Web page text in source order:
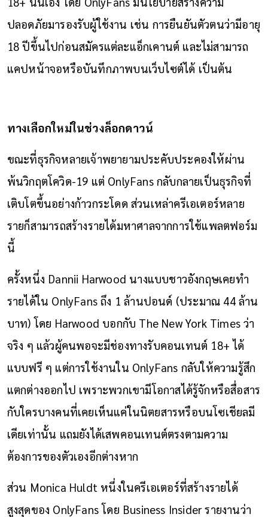
ปลอดภัยมารองรับผู้ใช้งาน เช่น การยืนยันตัวตนว่ามีอายุ
18 ปีขึ้นไปก่อนสมัครแต่ละแอ็กเคานต์ และไม่สามารถ
แคปหน้าจอหรือบันทึกภาพบนเว็บไซต์ได้ เป็นต้น
ทางเลือกใหม่ในช่วงล็อกดาวน์
ขณะที่ธุรกิจหลายเจ้าพยายามประคับประคองให้ผ่าน
พ้นวิกฤตโควิด-19 แต่ OnlyFans กลับกลายเป็นธุรกิจที่
เติบโตขึ้นอย่างก้าวกระโดด ส่วนเหล่าครีเอเตอร์หลาย
รายก็สามารถสร้างรายได้มหาศาลจากการใช้แพลตฟอร์ม
นี้
ครั้งหนึ่ง Dannii Harwood นางแบบชาวอังกฤษเคยทำ
รายได้ใน OnlyFans ถึง 1 ล้านปอนด์ (ประมาณ 44 ล้าน
บาท) โดย Harwood บอกกับ The New York Times ว่า
จริง ๆ แล้วผู้คนพอจะมีช่องทางรับคอนเทนต์ 18+ ได้
แบบฟรี ๆ แต่การใช้งานใน OnlyFans กลับให้ความรู้สึก
แตกต่างออกไป เพราะพวกเขามีโอกาสได้รู้จักหรือสื่อสาร
กับใครบางคนที่เคยเห็นแค่ในนิตยสารหรือบนโซเชียลมี
เดียเท่านั้น แถมยังได้เสพคอนเทนต์ตรงตามความ
ต้องการของตัวเองอีกต่างหาก
ส่วน Monica Huldt หนึ่งในครีเอเตอร์ที่สร้างรายได้
สูงสุดของ OnlyFans โดย Business Insider รายงานว่า